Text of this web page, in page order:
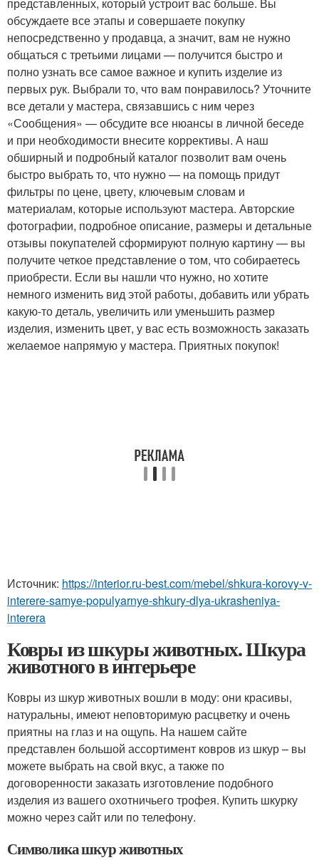
обсуждаете все этапы и совершаете покупку
непосредственно у продавца, а значит, вам не нужно
общаться с третьими лицами — получится быстро и
полно узнать все самое важное и купить изделие из
первых рук. Выбрали то, что вам понравилось? Уточните
все детали у мастера, связавшись с ним через
«Сообщения» — обсудите все нюансы в личной беседе
и при необходимости внесите коррективы. А наш
обширный и подробный каталог позволит вам очень
быстро выбрать то, что нужно — на помощь придут
фильтры по цене, цвету, ключевым словам и
материалам, которые используют мастера. Авторские
фотографии, подробное описание, размеры и детальные
отзывы покупателей сформируют полную картину — вы
получите четкое представление о том, что собираетесь
приобрести. Если вы нашли что нужно, но хотите
немного изменить вид этой работы, добавить или убрать
какую-то деталь, увеличить или уменьшить размер
изделия, изменить цвет, у вас есть возможность заказать
желаемое напрямую у мастера. Приятных покупок!
Источник: https://interior.ru-best.com/mebel/shkura-korovy-v-
interere-samye-populyarnye-shkury-dlya-ukrasheniya-
interera
Ковры из шкуры животных. Шкура
животного в интерьере
Ковры из шкур животных вошли в моду: они красивы,
натуральны, имеют неповторимую расцветку и очень
приятны на глаз и на ощупь. На нашем сайте
представлен большой ассортимент ковров из шкур – вы
можете выбрать на свой вкус, а также по
договоренности заказать изготовление подобного
изделия из вашего охотничьего трофея. Купить шкурку
можно через сайт или по телефону.
Символика шкур животных